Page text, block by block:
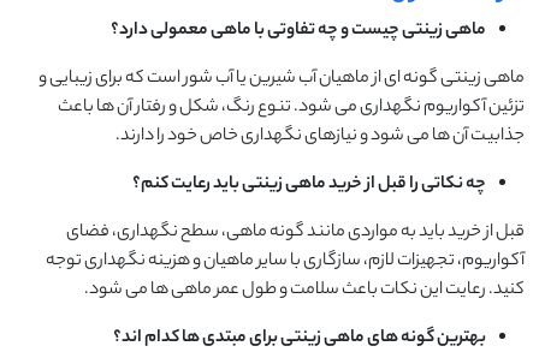
ماهی زینتی چیست و چه تفاوتی با ماهی معمولی دارد؟
ماهی زینتی گونه ای از ماهیان آب شیرین یا آب شور است که برای زیبایی و
تزئین آکواریوم نگهداری می شود. تنوع رنگ، شکل و رفتار آن ها باعث
جذابیت آن ها می شود و نیازهای نگهداری خاص خود را دارند.
چه نکاتی را قبل از خرید ماهی زینتی باید رعایت کنم؟
قبل از خرید باید به مواردی مانند گونه ماهی، سطح نگهداری، فضای
آکواریوم، تجهیزات لازم، سازگاری با سایر ماهیان و هزینه نگهداری توجه
کنید. رعایت این نکات باعث سلامت و طول عمر ماهی ها می شود.
بهترین گونه های ماهی زینتی برای مبتدی ها کدام اند؟